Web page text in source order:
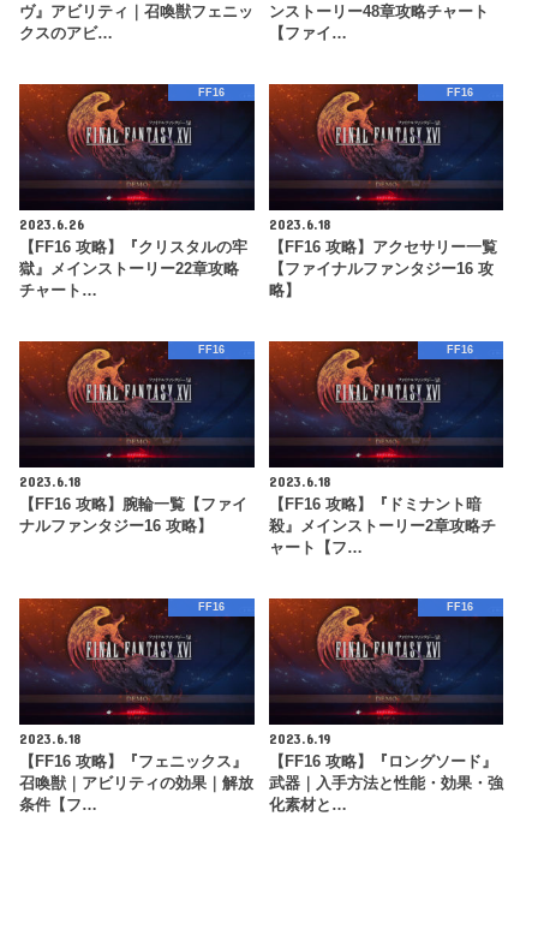
ヴ』アビリティ｜召喚獣フェニッ
クスのアビ…
ンストーリー48章攻略チャート
【ファイ…
FF16
2023.6.26
【FF16 攻略】『クリスタルの牢
獄』メインストーリー22章攻略
チャート…
FF16
2023.6.18
【FF16 攻略】アクセサリー一覧
【ファイナルファンタジー16 攻
略】
FF16
2023.6.18
【FF16 攻略】腕輪一覧【ファイ
ナルファンタジー16 攻略】
FF16
2023.6.18
【FF16 攻略】『ドミナント暗
殺』メインストーリー2章攻略チ
ャート【フ…
FF16
2023.6.18
【FF16 攻略】『フェニックス』
召喚獣｜アビリティの効果｜解放
条件【フ…
FF16
2023.6.19
【FF16 攻略】『ロングソード』
武器｜入手方法と性能・効果・強
化素材と…